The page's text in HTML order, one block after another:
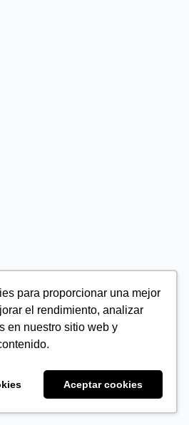
para proporcionar una mejor
el rendimiento, analizar
en nuestro sitio web y
Aceptar cookies